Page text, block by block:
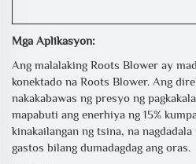
Mga Aplikasyon:
Ang malalaking Roots Blower ay
konektado na Roots Blower. Ang
nakakabawas ng presyo ng
mapabuti ang enerhiya ng 15%
kinakailangan ng tsina, na
gastos bilang dumadagdag ang oras.